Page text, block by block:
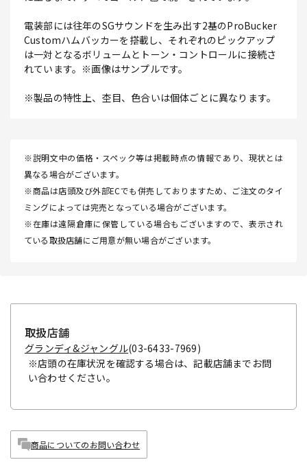
電装部には往年のSGサウンドを生み出す2基のProBucker
Customハムバッカーを搭載し、それぞれのピックアップ
は一対となるボリュームとトーン・コントロールに接続さ
れています。※画像はサンプルです。
※製品の特性上、杢目、色合いは個体ごとに異なります。
※説明文中の価格・スペック等は掲載時点の情報であり、現状とは
異なる場合がございます。
※商品は店頭及び外部ECでも併売しておりますため、ご注文のタイ
ミングによっては完売となっている場合がございます。
※在庫は遠隔倉庫に保管している場合もございますので、表示され
ている取扱店舗にご用意が無い場合がございます。
取扱店舗
グランディ&ジャングル(03-6433-7969)
※店頭の在庫状況を確認する場合は、記載店舗までお問
い合わせください。
商品についてのお問い合わせ